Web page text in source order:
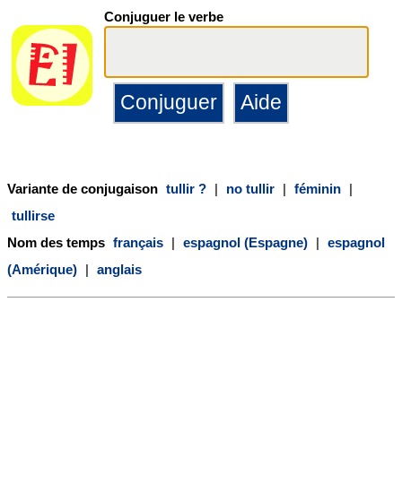
Conjuguer le verbe
Variante de conjugaison tullir ? | no tullir | féminin |
tullirse
Nom des temps français | espagnol (Espagne) | espagnol
(Amérique) | anglais